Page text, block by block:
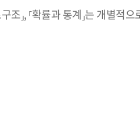
조⸥, ⸢확률과 통계⸥는 개별적